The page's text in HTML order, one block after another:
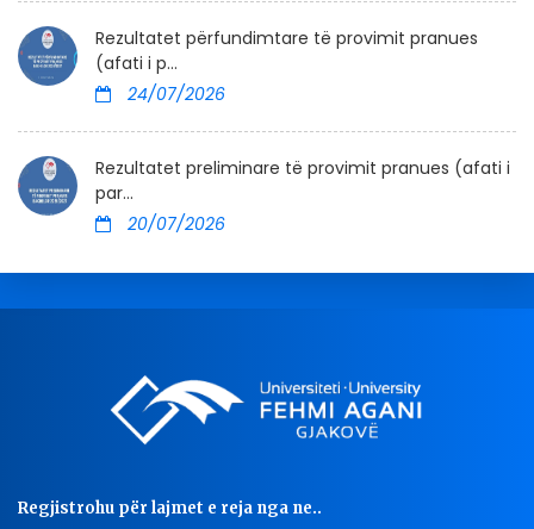
Rezultatet përfundimtare të provimit pranues
(afati i p...
24/07/2026
Rezultatet preliminare të provimit pranues (afati i
par...
20/07/2026
Regjistrohu për lajmet e reja nga ne..